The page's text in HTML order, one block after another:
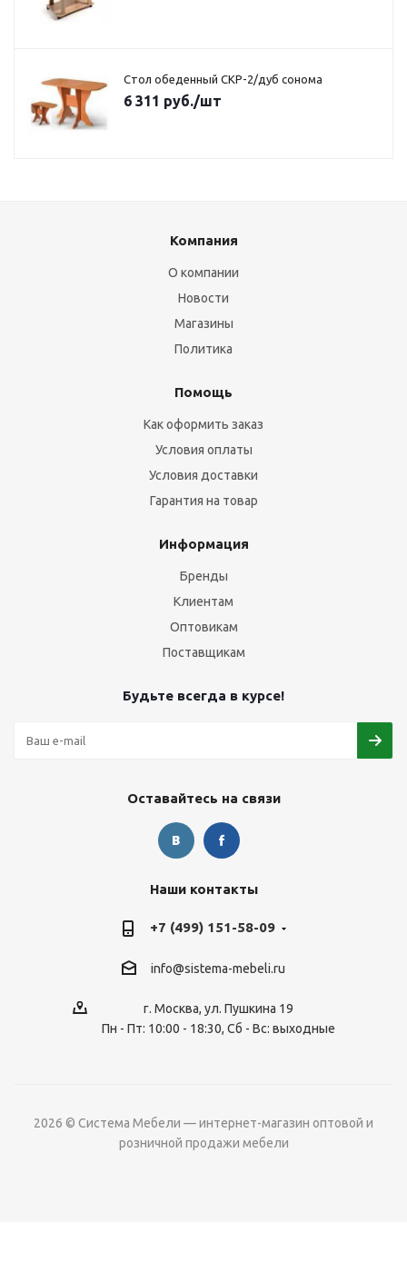
Стол обеденный СКР-2/дуб сонома
6 311 руб./шт
Компания
О компании
Новости
Магазины
Политика
Помощь
Как оформить заказ
Условия оплаты
Условия доставки
Гарантия на товар
Информация
Бренды
Клиентам
Оптовикам
Поставщикам
Будьте всегда в курсе!
Оставайтесь на связи
Наши контакты
+7 (499) 151-58-09
info@sistema-mebeli.ru
г. Москва, ул. Пушкина 19
Пн - Пт: 10:00 - 18:30, Сб - Вс: выходные
2026 © Система Мебели — интернет-магазин оптовой и
розничной продажи мебели